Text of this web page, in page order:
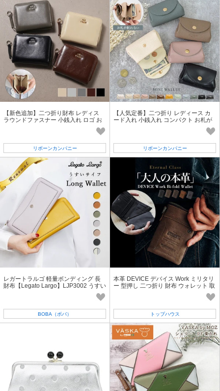
【新色追加】二つ折り財布 レディス
ラウンドファスナー 小銭入れ ロゴ お
リボーンカンパニー
【人気定番】二つ折り レディース カ
ード入れ 小銭入れ コンパクト お札が
リボーンカンパニー
レガートラルゴ 軽量ボンディング 長
財布【Legato Largo】LJP3002 うすい
BOBA（ボバ）
本革 DEVICE デバイス Work ミリタリ
ー 型押し 二つ折り 財布 ウォレット 取
トップハウス